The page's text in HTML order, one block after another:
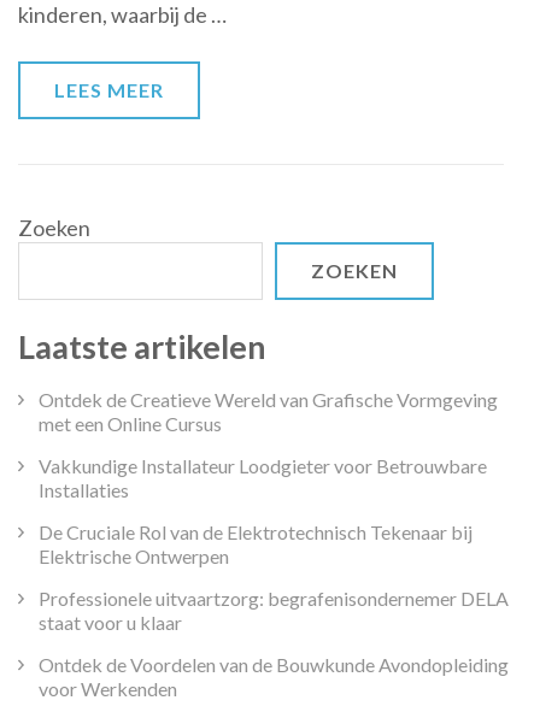
Basisschool
kinderen, waarbij de …
LEES MEER
Zoeken
ZOEKEN
Laatste artikelen
Ontdek de Creatieve Wereld van Grafische Vormgeving
met een Online Cursus
Vakkundige Installateur Loodgieter voor Betrouwbare
Installaties
De Cruciale Rol van de Elektrotechnisch Tekenaar bij
Elektrische Ontwerpen
Professionele uitvaartzorg: begrafenisondernemer DELA
staat voor u klaar
Ontdek de Voordelen van de Bouwkunde Avondopleiding
voor Werkenden